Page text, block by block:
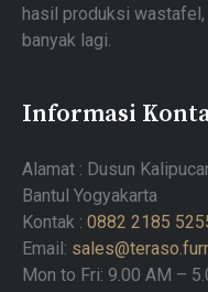
hasil produksi wastafel,
banyak lagi.
Informasi
Alamat : Dusun
Bantul Yogyakarta
Kontak : 0882 2185
Email:
Mon to Fri: 9.00 AM –